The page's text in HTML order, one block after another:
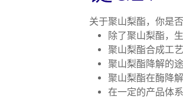
关于聚山梨酯，你是
除了聚山梨酯，
聚山梨酯合成工
聚山梨酯降解的
聚山梨酯在酶降
在一定的产品体